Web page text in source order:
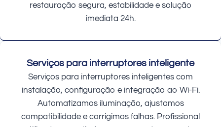
restauração segura, estabilidade e solução
imediata 24h.
Serviços para interruptores inteligente
Serviços para interruptores inteligentes com
instalação, configuração e integração ao Wi-Fi.
Automatizamos iluminação, ajustamos
compatibilidade e corrigimos falhas. Profissional